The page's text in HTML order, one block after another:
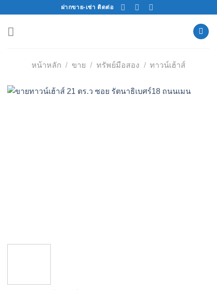
content
ฝากขาย-เช่า ติดต่อ
หน้าหลัก / ขาย / ทรัพย์มือสอง / ทาวน์เฮ้าส์